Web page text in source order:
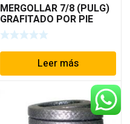
MERGOLLAR 7/8 (PULG)
GRAFITADO POR PIE
Leer más